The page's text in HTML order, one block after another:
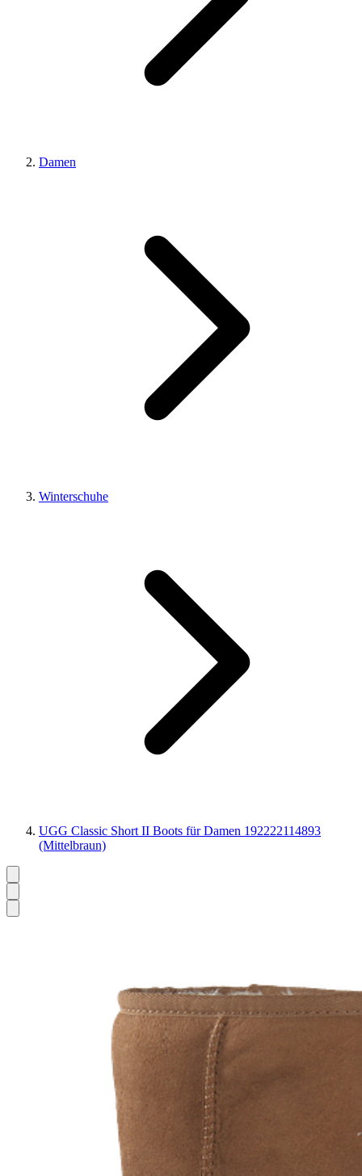
Damen
Winterschuhe
UGG Classic Short II Boots für Damen 192222114893
(Mittelbraun)